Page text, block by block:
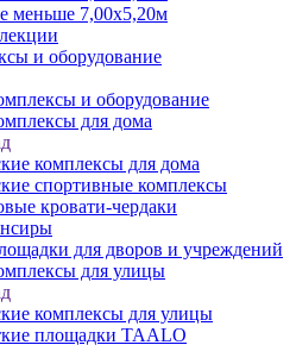
меньше 7,00х5,20м
и оборудование
и оборудование
для дома
комплексы для дома
спортивные комплексы
кровати-чердаки
для дворов и учреждений
для улицы
комплексы для улицы
площадки TAALO